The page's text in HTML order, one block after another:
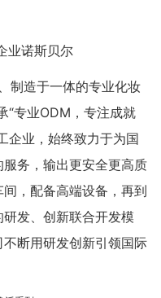
业诺斯贝尔
制造于一体的专业化妆
“专业ODM，专注成就
企业，始终致力于为国
务，输出更安全更高质
，配备高端设备，再到
发、创新联合开发模
断用研发创新引领国际